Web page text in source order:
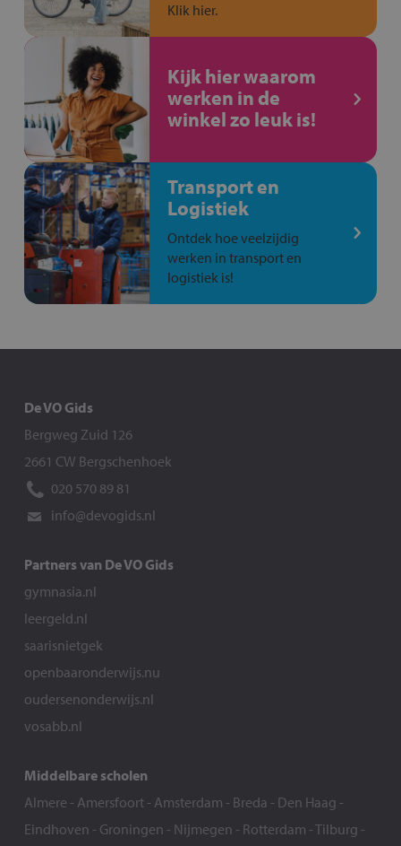
Klik hier.
Kijk hier waarom
werken in de
winkel zo leuk is!
Transport en
Logistiek
Ontdek hoe veelzijdig
werken in transport en
logistiek is!
De VO Gids
Bergweg Zuid 126
2661 CW Bergschenhoek
020 570 89 81
info@devogids.nl
Partners van De VO Gids
gymnasia.nl
leergeld.nl
saarisnietgek
openbaaronderwijs.nu
oudersenonderwijs.nl
vosabb.nl
Middelbare scholen
Almere - Amersfoort- Amsterdam - Breda - Den Haag -
Eindhoven - Groningen - Nijmegen - Rotterdam -Tilburg -